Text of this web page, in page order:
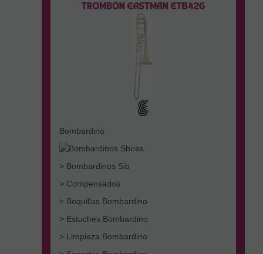
Bombardino
> Bombardinos Sib
> Compensados
> Boquillas Bombardino
> Estuches Bombardino
> Limpieza Bombardino